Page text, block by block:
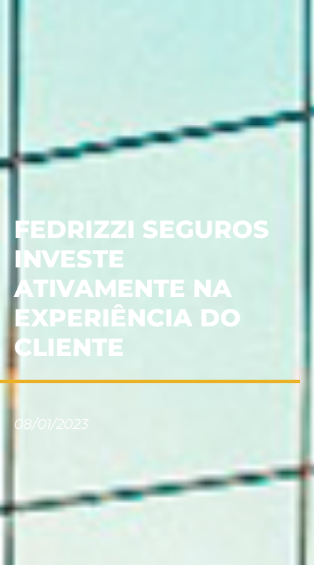
FEDRIZZI SEGUROS
INVESTE
ATIVAMENTE NA
EXPERIÊNCIA DO
CLIENTE
08/01/2023